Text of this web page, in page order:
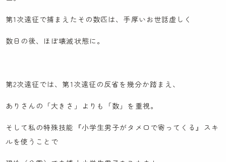
第1次遠征で捕まえたその数匹は、手厚いお世話虚しく
数日の後、ほぼ壊滅状態に。
第2次遠征では、第1次遠征の反省を幾分か踏まえ、
ありさんの「大きさ」よりも「数」を重視。
そして私の特殊技能『小学生男子がタメ口で寄ってくる』スキ
ルを使うことで